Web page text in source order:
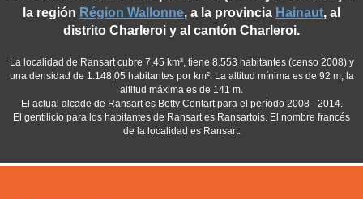
la región Région Wallonne, a la provincia Hainaut, al
distrito Charleroi y al cantón Charleroi.
La localidad de Ransart cubre 7,45 km², tiene 8.553 habitantes (censo 2008) y
una densidad de 1.148,05 habitantes por km². La altitud mínima es de 92 m, la
altitud máxima es de 141 m.
El actual alcade de Ransart es Betty Contart para el período 2008 - 2014.
El gentilicio para los habitantes de Ransart es Ransartois. El nombre francés
de la localidad es Ransart.